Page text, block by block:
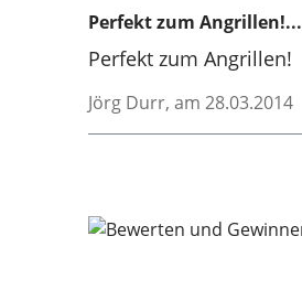
Perfekt zum Angrillen!...
Perfekt zum Angrillen!
Jörg Durr, am 28.03.2014